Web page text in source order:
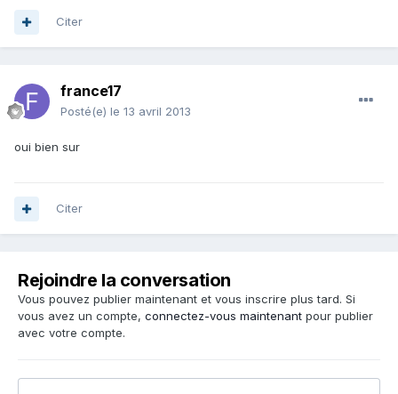
Citer
france17
Posté(e) le 13 avril 2013
oui bien sur
Citer
Rejoindre la conversation
Vous pouvez publier maintenant et vous inscrire plus tard. Si
vous avez un compte, connectez-vous maintenant pour publier
avec votre compte.